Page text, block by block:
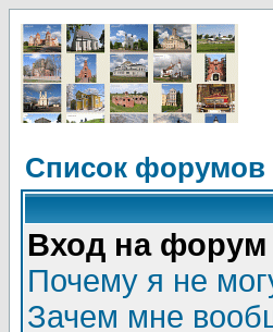
Список форумов
Вход на форум
Почему я не
Зачем мне